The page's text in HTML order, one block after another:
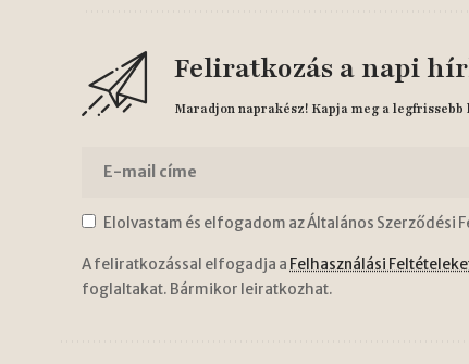
Feliratkozás a napi
Maradjon naprakész! Kapja meg a
Elolvastam és elfogadom az Általános Szerződési
A feliratkozással elfogadja a Felhasználási
foglaltakat. Bármikor leiratkozhat.